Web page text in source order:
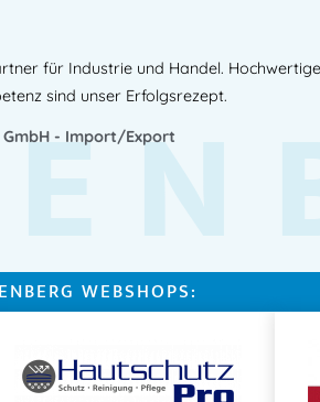
für Industrie und Handel.
sind unser Erfolgsrezept.
- Import/Export
WEBSHOPS: